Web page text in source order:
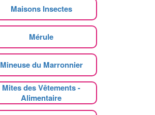
Maisons Insectes
Mérule
Mineuse du Marronnier
Mites des Vêtements -
Alimentaire